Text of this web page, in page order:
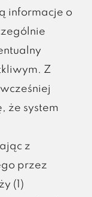
informacje o
Z
że system
z
przez
(1)